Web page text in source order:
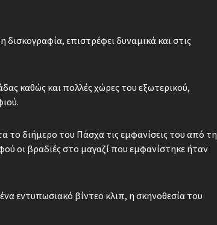
επιστρέφει δυναμικά και στις
καθώς και πολλές χώρες του εξωτερικού,
το διήμερο του Πάσχα τις εμφανίσεις του από τη
οι βραδιές στο μαγαζί που εμφανίστηκε ήταν
εντυπωσιακό βίντεο κλιπ, η σκηνοθεσία του